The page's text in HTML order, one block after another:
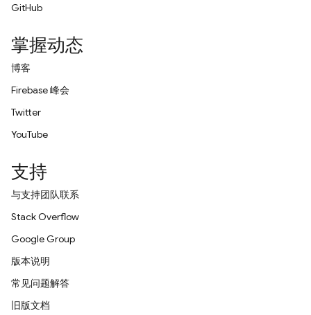
GitHub
掌握动态
博客
Firebase 峰会
Twitter
YouTube
支持
与支持团队联系
Stack Overflow
Google Group
版本说明
常见问题解答
旧版文档